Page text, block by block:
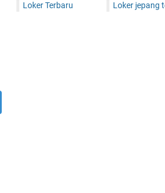
Loker Terbaru Loker jepang